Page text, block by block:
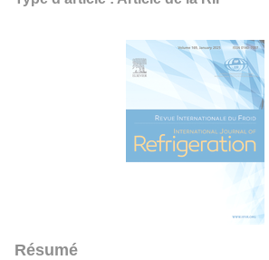
Résumé